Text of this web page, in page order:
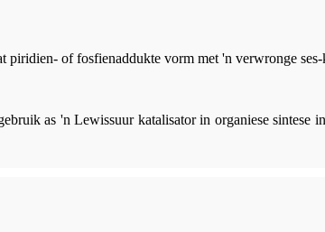
of fosfienaddukte vorm met 'n verwronge ses-
as 'n Lewissuur katalisator in organiese sintese